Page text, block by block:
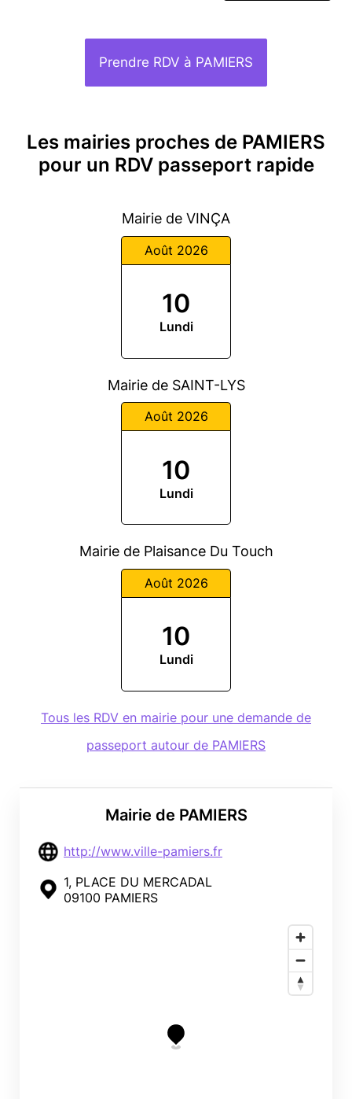
Mairie de PAMIERS
http://www.ville-pamiers.fr
1, PLACE DU MERCADAL
09100 PAMIERS
Prendre RDV à PAMIERS
Les mairies proches de PAMIERS
pour un RDV passeport rapide
Mairie de VINÇA
Août 2026
10
Lundi
Mairie de SAINT-LYS
Août 2026
10
Lundi
Mairie de Plaisance Du Touch
Août 2026
10
Lundi
Tous les RDV en mairie pour une demande de
passeport autour de PAMIERS